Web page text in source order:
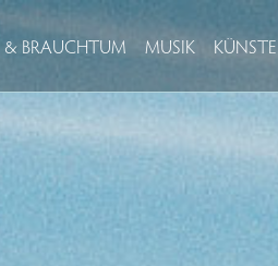
BRAUCHTUM MUSIK KÜNSTE